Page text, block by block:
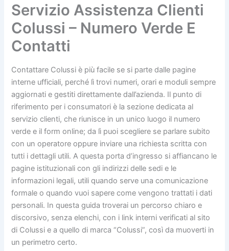
Servizio Assistenza Clienti
Colussi – Numero Verde E
Contatti
Contattare Colussi è più facile se si parte dalle pagine
interne ufficiali, perché lì trovi numeri, orari e moduli sempre
aggiornati e gestiti direttamente dall’azienda. Il punto di
riferimento per i consumatori è la sezione dedicata al
servizio clienti, che riunisce in un unico luogo il numero
verde e il form online; da lì puoi scegliere se parlare subito
con un operatore oppure inviare una richiesta scritta con
tutti i dettagli utili. A questa porta d’ingresso si affiancano le
pagine istituzionali con gli indirizzi delle sedi e le
informazioni legali, utili quando serve una comunicazione
formale o quando vuoi sapere come vengono trattati i dati
personali. In questa guida troverai un percorso chiaro e
discorsivo, senza elenchi, con i link interni verificati al sito
di Colussi e a quello di marca “Colussi”, così da muoverti in
un perimetro certo.